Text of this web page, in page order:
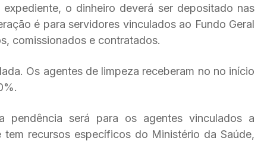
o dinheiro deverá ser depositado nas
é para servidores vinculados ao Fundo Geral
comissionados e contratados.
Os agentes de limpeza receberam no no início
pendência será para os agentes vinculados a
recursos específicos do Ministério da Saúde,